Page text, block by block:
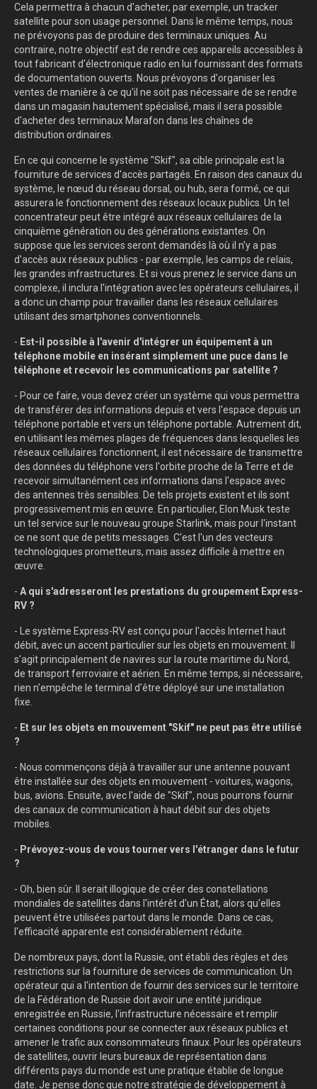
Cela permettra à chacun d'acheter, par exemple, un tracker
satellite pour son usage personnel. Dans le même temps, nous
ne prévoyons pas de produire des terminaux uniques. Au
contraire, notre objectif est de rendre ces appareils accessibles à
tout fabricant d'électronique radio en lui fournissant des formats
de documentation ouverts. Nous prévoyons d'organiser les
ventes de manière à ce qu'il ne soit pas nécessaire de se rendre
dans un magasin hautement spécialisé, mais il sera possible
d'acheter des terminaux Marafon dans les chaînes de
distribution ordinaires.
En ce qui concerne le système "Skif", sa cible principale est la
fourniture de services d'accès partagés. En raison des canaux du
système, le nœud du réseau dorsal, ou hub, sera formé, ce qui
assurera le fonctionnement des réseaux locaux publics. Un tel
concentrateur peut être intégré aux réseaux cellulaires de la
cinquième génération ou des générations existantes. On
suppose que les services seront demandés là où il n'y a pas
d'accès aux réseaux publics - par exemple, les camps de relais,
les grandes infrastructures. Et si vous prenez le service dans un
complexe, il inclura l'intégration avec les opérateurs cellulaires, il
a donc un champ pour travailler dans les réseaux cellulaires
utilisant des smartphones conventionnels.
- Est-il possible à l'avenir d'intégrer un équipement à un
téléphone mobile en insérant simplement une puce dans le
téléphone et recevoir les communications par satellite ?
- Pour ce faire, vous devez créer un système qui vous permettra
de transférer des informations depuis et vers l'espace depuis un
téléphone portable et vers un téléphone portable. Autrement dit,
en utilisant les mêmes plages de fréquences dans lesquelles les
réseaux cellulaires fonctionnent, il est nécessaire de transmettre
des données du téléphone vers l'orbite proche de la Terre et de
recevoir simultanément ces informations dans l'espace avec
des antennes très sensibles. De tels projets existent et ils sont
progressivement mis en œuvre. En particulier, Elon Musk teste
un tel service sur le nouveau groupe Starlink, mais pour l'instant
ce ne sont que de petits messages. C'est l'un des vecteurs
technologiques prometteurs, mais assez difficile à mettre en
œuvre.
- A qui s'adresseront les prestations du groupement Express-
RV ?
- Le système Express-RV est conçu pour l'accès Internet haut
débit, avec un accent particulier sur les objets en mouvement. Il
s'agit principalement de navires sur la route maritime du Nord,
de transport ferroviaire et aérien. En même temps, si nécessaire,
rien n'empêche le terminal d'être déployé sur une installation
fixe.
- Et sur les objets en mouvement "Skif" ne peut pas être utilisé
?
- Nous commençons déjà à travailler sur une antenne pouvant
être installée sur des objets en mouvement - voitures, wagons,
bus, avions. Ensuite, avec l'aide de "Skif", nous pourrons fournir
des canaux de communication à haut débit sur des objets
mobiles.
- Prévoyez-vous de vous tourner vers l'étranger dans le futur
?
- Oh, bien sûr. Il serait illogique de créer des constellations
mondiales de satellites dans l'intérêt d'un État, alors qu'elles
peuvent être utilisées partout dans le monde. Dans ce cas,
l'efficacité apparente est considérablement réduite.
De nombreux pays, dont la Russie, ont établi des règles et des
restrictions sur la fourniture de services de communication. Un
opérateur qui a l'intention de fournir des services sur le territoire
de la Fédération de Russie doit avoir une entité juridique
enregistrée en Russie, l'infrastructure nécessaire et remplir
certaines conditions pour se connecter aux réseaux publics et
amener le trafic aux consommateurs finaux. Pour les opérateurs
de satellites, ouvrir leurs bureaux de représentation dans
différents pays du monde est une pratique établie de longue
date. Je pense donc que notre stratégie de développement à